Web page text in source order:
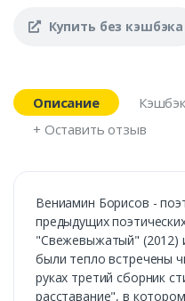
Купить без кэшбэка
Описание
+ Оставить отзыв
Вениамин Борисов -
предыдущих
"Свежевыжатый" (2012)
были тепло встречены
руках третий сборник
расставание", в